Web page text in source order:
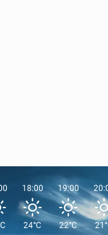
18:00
24°C
19:00
22°C